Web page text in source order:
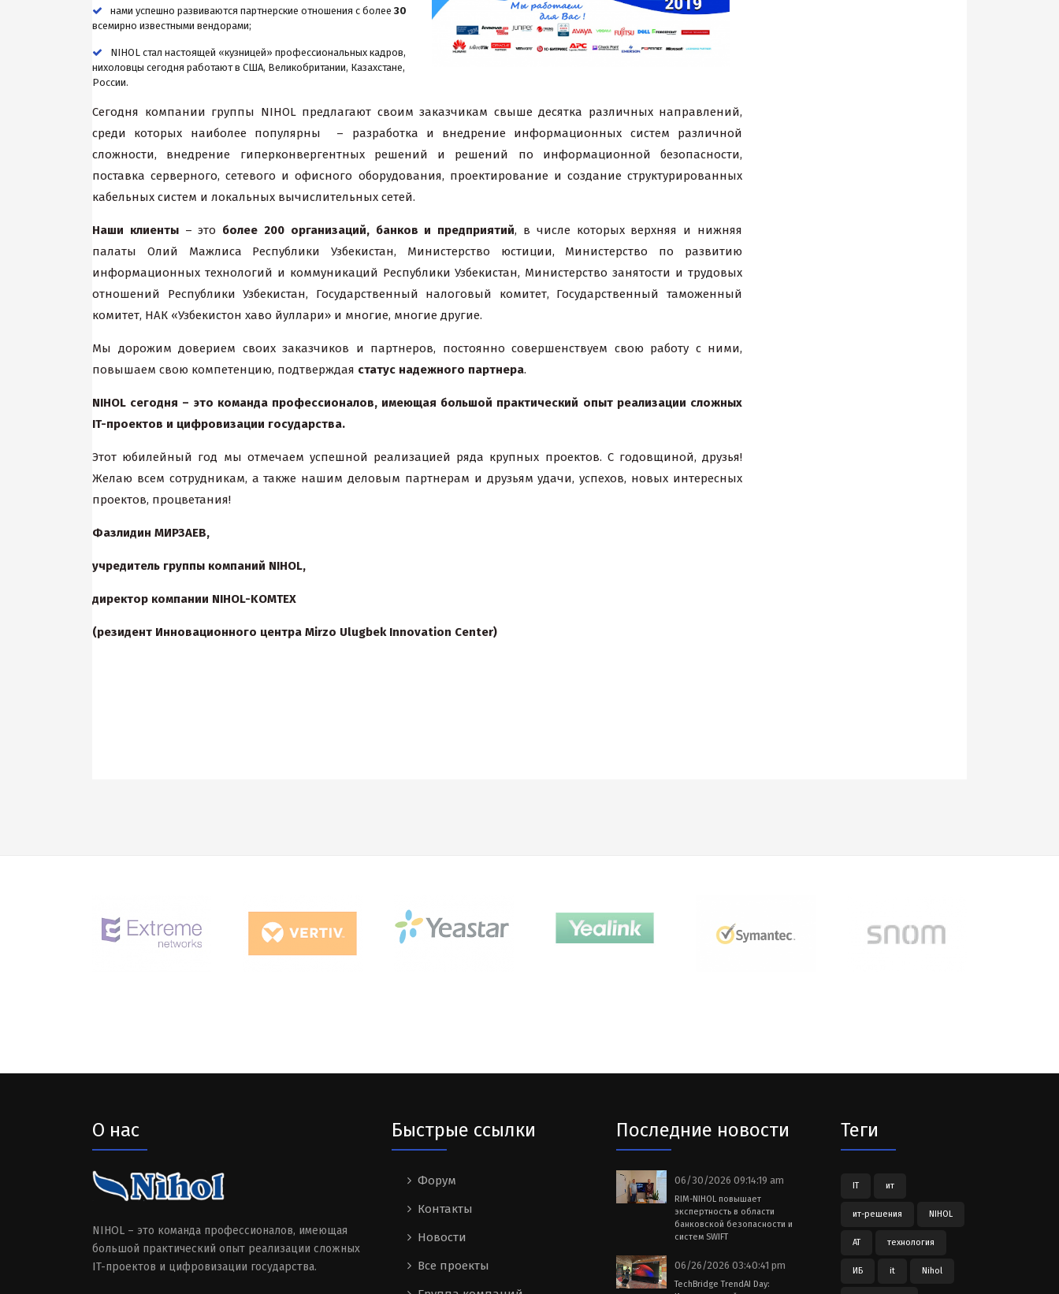
нами успешно развиваются партнерские отношения с более 30
всемирно известными вендорами;
NIHOL стал настоящей «кузницей» профессиональных кадров,
нихоловцы сегодня работают в США, Великобритании, Казахстане,
России.
Сегодня компании группы NIHOL предлагают своим заказчикам свыше десятка различных направлений,
среди которых наиболее популярны – разработка и внедрение информационных систем различной
сложности, внедрение гиперконвергентных решений и решений по информационной безопасности,
поставка серверного, сетевого и офисного оборудования, проектирование и создание структурированных
кабельных систем и локальных вычислительных сетей.
Наши клиенты– это более 200 организаций, банков и предприятий, в числе которых верхняя и нижняя
палаты Олий Мажлиса Республики Узбекистан, Министерство юстиции, Министерство по развитию
информационных технологий и коммуникаций Республики Узбекистан, Министерство занятости и трудовых
отношений Республики Узбекистан, Государственный налоговый комитет, Государственный таможенный
комитет, НАК «Узбекистон хаво йуллари» и многие, многие другие.
Мы дорожим доверием своих заказчиков и партнеров, постоянно совершенствуем свою работу с ними,
повышаем свою компетенцию, подтверждая статус надежного партнера.
NIHOL сегодня – это команда профессионалов, имеющая большой практический опыт реализации сложных
IT-проектов и цифровизации государства.
Этот юбилейный год мы отмечаем успешной реализацией ряда крупных проектов. С годовщиной, друзья!
Желаю всем сотрудникам, а также нашим деловым партнерам и друзьям удачи, успехов, новых интересных
проектов, процветания!
Фазлидин МИРЗАЕВ,
учредитель группы компаний NIHOL,
директор компании NIHOL-KOMTEX
(резидент Инновационного центра Mirzo Ulugbek Innovation Center)
О нас
NIHOL – это команда профессионалов, имеющая
большой практический опыт реализации сложных
IT-проектов и цифровизации государства.
Быстрые ссылки
Форум
Контакты
Новости
Все проекты
Последние новости
06/30/2026 09:14:19 am
RIM-NIHOL повышает
экспертность в области
банковской безопасности и
систем SWIFT
06/26/2026 03:40:41 pm
TechBridge TrendAI Day:
Теги
IT ит
ит-решения NIHOL
АТ технология
ИБ it Nihol